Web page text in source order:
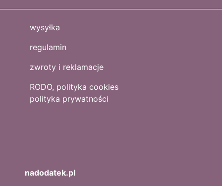
wysyłka
regulamin
zwroty i reklamacje
RODO, polityka cookies
polityka prywatności
nadodatek.pl